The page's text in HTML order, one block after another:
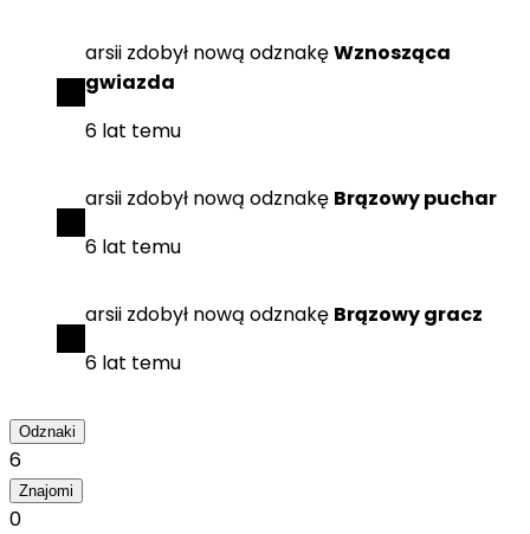
arsii zdobył nową odznakęWznosząca
gwiazda
6 lat temu
arsii zdobył nową odznakę Brązowy puchar
6 lat temu
arsii zdobył nową odznakę Brązowy gracz
6 lat temu
Odznaki
6
Znajomi
0